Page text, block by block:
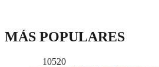
MÁS POPULARES
10520